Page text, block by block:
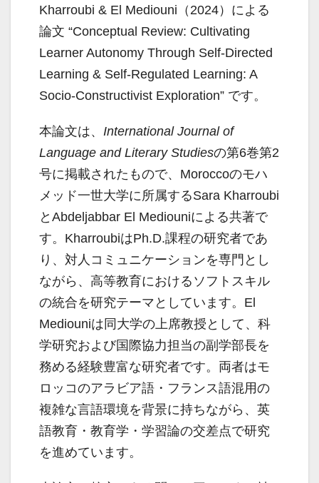
Kharroubi & El Mediouni（2024）による
論文 “Conceptual Review: Cultivating
Learner Autonomy Through Self-Directed
Learning & Self-Regulated Learning: A
Socio-Constructivist Exploration” です。
本論文は、 International Journal of
Language and Literary Studiesの第6巻第2
号に掲載されたもので、Moroccoのモハ
メッド一世大学に所属するSara Kharroubi
とAbdeljabbar El Mediouniによる共著で
す。KharroubiはPh.D.課程の研究者であ
り、対人コミュニケーションを専門とし
ながら、高等教育におけるソフトスキル
の統合を研究テーマとしています。El
Mediouniは同大学の上席教授として、科
学研究および国際協力担当の副学部長を
務める経験豊富な研究者です。両者はモ
ロッコのアラビア語・フランス語混用の
複雑な言語環境を背景に持ちながら、英
語教育・教育学・学習論の交差点で研究
を進めています。